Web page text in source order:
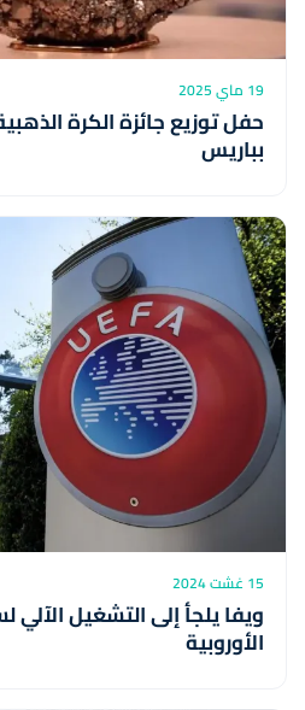
19 ماي 2025
بباريس
15 غشت 2024
ويفا يلجأ إلى التشغيل
الأوروبية